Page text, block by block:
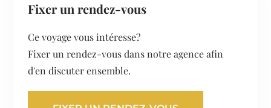
Fixer un rendez-vous
Ce voyage vous intéresse?
Fixer un rendez-vous dans notre agence afin
d'en discuter ensemble.